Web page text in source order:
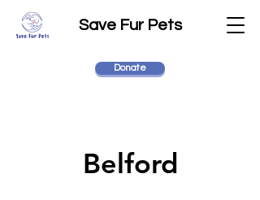
Save Fur Pets
Donate
Belford